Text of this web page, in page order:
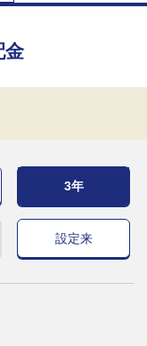
金
3年
設定来